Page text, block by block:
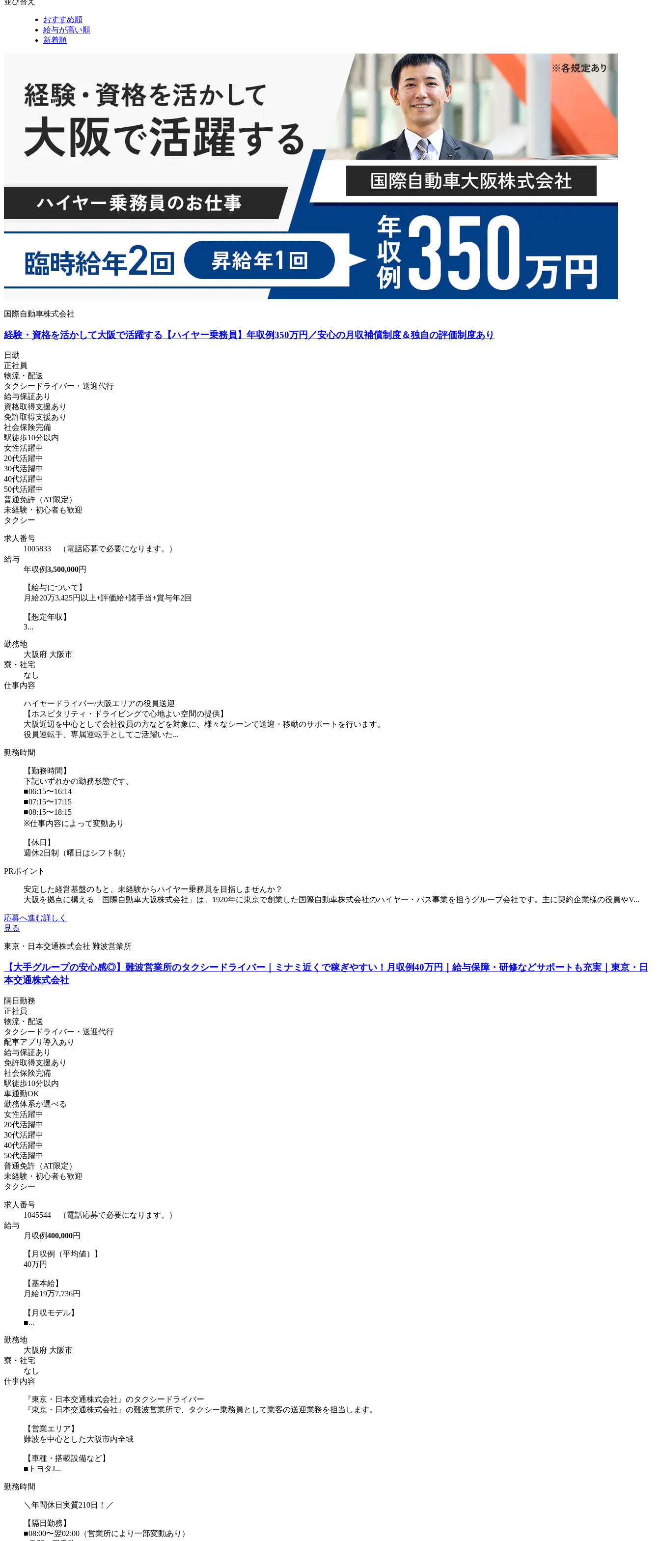
おすすめ順
給与が高い順
新着順
国際自動車株式会社
経験・資格を活かして大阪で活躍する【ハイヤー乗務員】年収例350万円／安心の月収補償制度＆独自の評価制度あり
日勤
正社員
物流・配送
タクシードライバー・送迎代行
給与保証あり
資格取得支援あり
免許取得支援あり
社会保険完備
駅徒歩10分以内
女性活躍中
20代活躍中
30代活躍中
40代活躍中
50代活躍中
普通免許（AT限定）
未経験・初心者も歓迎
タクシー
求人番号
1005833 （電話応募で必要になります。）
給与
年収例3,500,000円
【給与について】
月給20万3,425円以上+評価給+諸手当+賞与年2回
【想定年収】
3...
勤務地
大阪府 大阪市
寮・社宅
なし
仕事内容
ハイヤードライバー/大阪エリアの役員送迎
【ホスピタリティ・ドライビングで心地よい空間の提供】
大阪近辺を中心として会社役員の方などを対象に、様々なシーンで送迎・移動のサポートを行います。
役員運転手、専属運転手としてご活躍いた...
勤務時間
【勤務時間】
下記いずれかの勤務形態です。
■06:15〜16:14
■07:15〜17:15
■08:15〜18:15
※仕事内容によって変動あり
【休日】
週休2日制（曜日はシフト制）
PRポイント
安定した経営基盤のもと、未経験からハイヤー乗務員を目指しませんか？
大阪を拠点に構える「国際自動車大阪株式会社」は、1920年に東京で創業した国際自動車株式会社のハイヤー・バス事業を担うグループ会社です。主に契約企業様の役員やV...
応募へ進む詳しく
見る
東京・日本交通株式会社 難波営業所
【大手グループの安心感◎】難波営業所のタクシードライバー｜ミナミ近くで稼ぎやすい！月収例40万円｜給与保障・研修などサポートも充実｜東京・日
本交通株式会社
隔日勤務
正社員
物流・配送
タクシードライバー・送迎代行
配車アプリ導入あり
給与保証あり
免許取得支援あり
社会保険完備
駅徒歩10分以内
車通勤OK
勤務体系が選べる
女性活躍中
20代活躍中
30代活躍中
40代活躍中
50代活躍中
普通免許（AT限定）
未経験・初心者も歓迎
タクシー
求人番号
1045544 （電話応募で必要になります。）
給与
月収例400,000円
【月収例（平均値）】
40万円
【基本給】
月給19万7,736円
【月収モデル】
■...
勤務地
大阪府 大阪市
寮・社宅
なし
仕事内容
『東京・日本交通株式会社』のタクシードライバー
『東京・日本交通株式会社』の難波営業所で、タクシー乗務員として乗客の送迎業務を担当します。
【営業エリア】
難波を中心とした大阪市内全域
【車種・搭載設備など】
■トヨタJ...
勤務時間
＼年間休日実質210日！／
【隔日勤務】
■08:00〜翌02:00（営業所により一部変動あり）